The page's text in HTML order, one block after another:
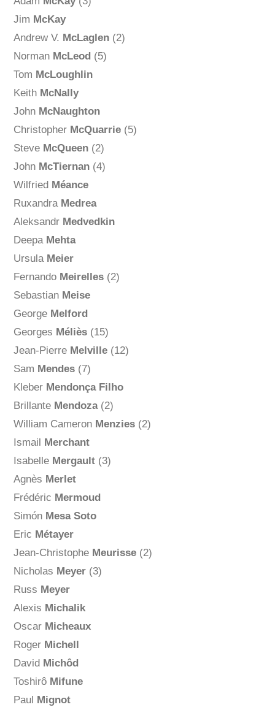
Jim McKay
Andrew V. McLaglen(2)
Norman McLeod(5)
Tom McLoughlin
Keith McNally
John McNaughton
Christopher McQuarrie(5)
Steve McQueen(2)
John McTiernan(4)
Wilfried Méance
Ruxandra Medrea
Aleksandr Medvedkin
Deepa Mehta
Ursula Meier
Fernando Meirelles(2)
Sebastian Meise
George Melford
Georges Méliès(15)
Jean-Pierre Melville(12)
Sam Mendes(7)
Kleber Mendonça Filho
Brillante Mendoza(2)
William Cameron Menzies(2)
Ismail Merchant
Isabelle Mergault(3)
Agnès Merlet
Frédéric Mermoud
Simón Mesa Soto
Eric Métayer
Jean-Christophe Meurisse(2)
Nicholas Meyer(3)
Russ Meyer
Alexis Michalik
Oscar Micheaux
Roger Michell
David Michôd
Toshirô Mifune
Paul Mignot